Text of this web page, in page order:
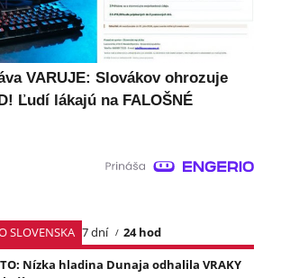
VARUJE: Slovákov ohrozuje
Ľudí lákajú na FALOŠNÉ
SLOVENSKA 7 dní
24 hod
Nízka hladina Dunaja odhalila VRAKY